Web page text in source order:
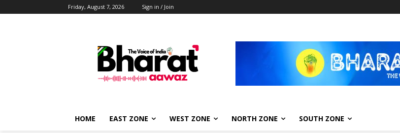
Friday, August 7, 2026 Sign in / Join
HOME EAST ZONE WEST ZONE NORTH ZONE SOUTH ZONE